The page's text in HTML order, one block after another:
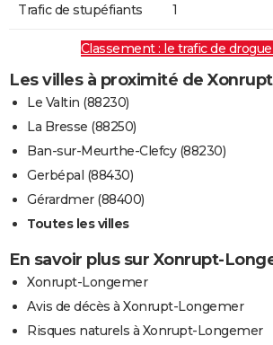
Trafic de stupéfiants 1
Classement : le trafic de
Les villes à proximité de
Le Valtin (88230)
La Bresse (88250)
Ban-sur-Meurthe-Clefcy (88230)
Gerbépal (88430)
Gérardmer (88400)
Toutes les villes
En savoir plus sur Xonrupt-
Xonrupt-Longemer
Avis de décès à Xonrupt-Longemer
Risques naturels à Xonrupt-Longemer